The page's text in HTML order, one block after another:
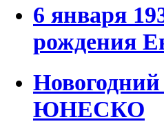
6 января
рождения
ЮНЕСКО